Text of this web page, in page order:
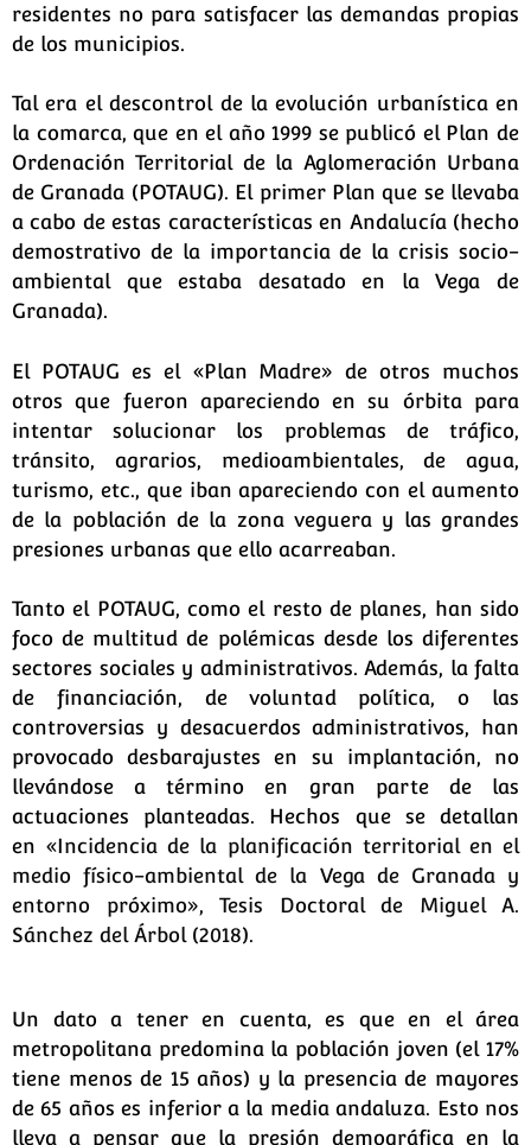
residentes no para satisfacer las demandas propias
de los municipios.
Tal era el descontrol de la evolución urbanística en
la comarca, que en el año 1999 se publicó el Plan de
Ordenación Territorial de la Aglomeración Urbana
de Granada (POTAUG). El primer Plan que se llevaba
a cabo de estas características en Andalucía (hecho
demostrativo de la importancia de la crisis socio-
ambiental que estaba desatado en la Vega de
Granada).
El POTAUG es el «Plan Madre» de otros muchos
otros que fueron apareciendo en su órbita para
intentar solucionar los problemas de tráfico,
tránsito, agrarios, medioambientales, de agua,
turismo, etc., que iban apareciendo con el aumento
de la población de la zona veguera y las grandes
presiones urbanas que ello acarreaban.
Tanto el POTAUG, como el resto de planes, han sido
foco de multitud de polémicas desde los diferentes
sectores sociales y administrativos. Además, la falta
de financiación, de voluntad política, o las
controversias y desacuerdos administrativos, han
provocado desbarajustes en su implantación, no
llevándose a término en gran parte de las
actuaciones planteadas. Hechos que se detallan
en «Incidencia de la planificación territorial en el
medio físico-ambiental de la Vega de Granada y
entorno próximo», Tesis Doctoral de Miguel A.
Sánchez del Árbol (2018).
Un dato a tener en cuenta, es que en el área
metropolitana predomina la población joven (el 17%
tiene menos de 15 años) y la presencia de mayores
de 65 años es inferior a la media andaluza. Esto nos
lleva a pensar que la presión demográfica en la